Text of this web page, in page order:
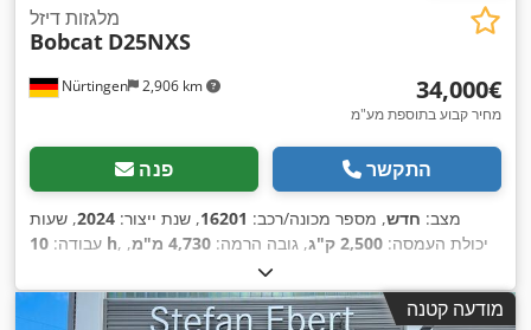
Nürtingen 2,906 km
מלגזות דיזל
Bobcat D25NXS
‏34,000 ‏€
מחיר קבוע בתוספת מע"מ
פנה התקשר
מצב: חדש, מספר מכונה/רכב: 16201, שנת ייצור: 2024, שעות
עבודה: 10 h , יכולת העמסה: 2,500 ק"ג , גובה הרמה: 4,730 מ"מ
,
, מרכז העומס:
2,230 מ"מ
, אורך המזלג:1,200 מ"מ , גודל הצמיג הקדמי:28x9-15
, גודל צמיג אחורי:6.50-10 Standard , משקל כולל: 4,266 ק"ג ,
מודעה קטנה